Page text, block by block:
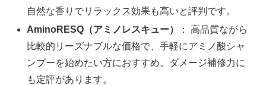
自然な香りでリラックス効果も高いと評判です。
AminoRESQ（アミノレスキュー）
： 高品質ながら
比較的リーズナブルな価格で、手軽にアミノ酸シャ
ンプーを始めたい方におすすめ。ダメージ補修力に
も定評があります。